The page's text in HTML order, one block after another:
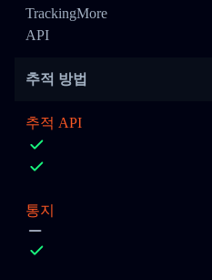
TrackingMore
API
추적 방법
추적 API
통지